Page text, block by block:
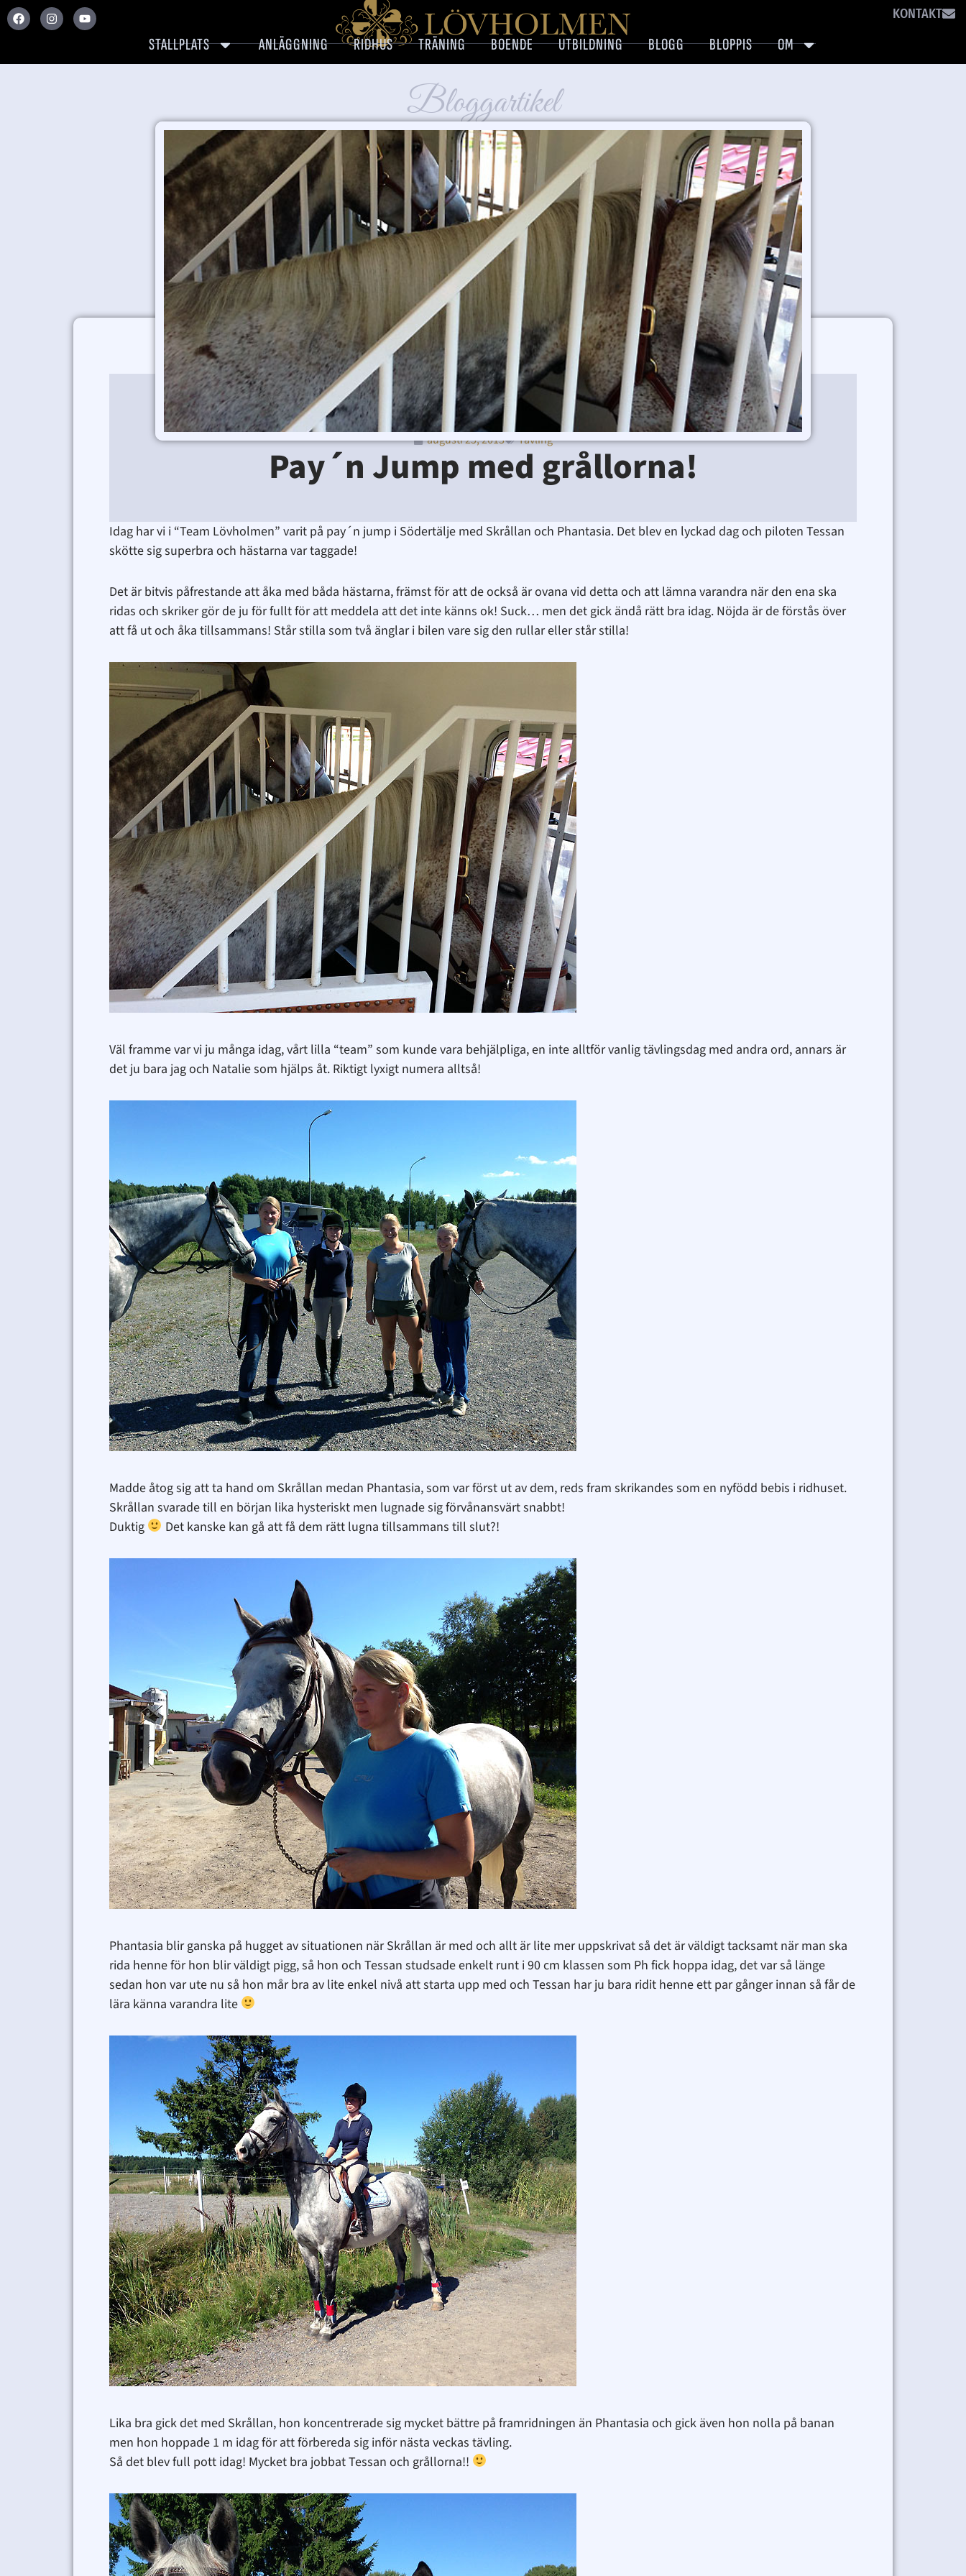
KONTAKT
STALLPLATS ANLÄGGNING RIDHUS TRÄNING BOENDE UTBILDNING BLOGG BLOPPIS OM
Bloggartikel
Ditte Lindbom augusti 25, 2013 9:09 e m
augusti 25, 2013 Tävling
Pay´n Jump med grållorna!
Idag har vi i “Team Lövholmen” varit på pay´n jump i Södertälje med Skrållan och Phantasia. Det blev en lyckad dag och piloten Tessan
skötte sig superbra och hästarna var taggade!
Det är bitvis påfrestande att åka med båda hästarna, främst för att de också är ovana vid detta och att lämna varandra när den ena ska
ridas och skriker gör de ju för fullt för att meddela att det inte känns ok! Suck… men det gick ändå rätt bra idag. Nöjda är de förstås över
att få ut och åka tillsammans! Står stilla som två änglar i bilen vare sig den rullar eller står stilla!
Väl framme var vi ju många idag, vårt lilla “team” som kunde vara behjälpliga, en inte alltför vanlig tävlingsdag med andra ord, annars är
det ju bara jag och Natalie som hjälps åt. Riktigt lyxigt numera alltså!
Madde åtog sig att ta hand om Skrållan medan Phantasia, som var först ut av dem, reds fram skrikandes som en nyfödd bebis i ridhuset.
Skrållan svarade till en början lika hysteriskt men lugnade sig förvånansvärt snabbt!
Duktig
Det kanske kan gå att få dem rätt lugna tillsammans till slut?!
Phantasia blir ganska på hugget av situationen när Skrållan är med och allt är lite mer uppskrivat så det är väldigt tacksamt när man ska
rida henne för hon blir väldigt pigg, så hon och Tessan studsade enkelt runt i 90 cm klassen som Ph fick hoppa idag, det var så länge
sedan hon var ute nu så hon mår bra av lite enkel nivå att starta upp med och Tessan har ju bara ridit henne ett par gånger innan så får de
lära känna varandra lite
Lika bra gick det med Skrållan, hon koncentrerade sig mycket bättre på framridningen än Phantasia och gick även hon nolla på banan
men hon hoppade 1 m idag för att förbereda sig inför nästa veckas tävling.
Så det blev full pott idag! Mycket bra jobbat Tessan och grållorna!!